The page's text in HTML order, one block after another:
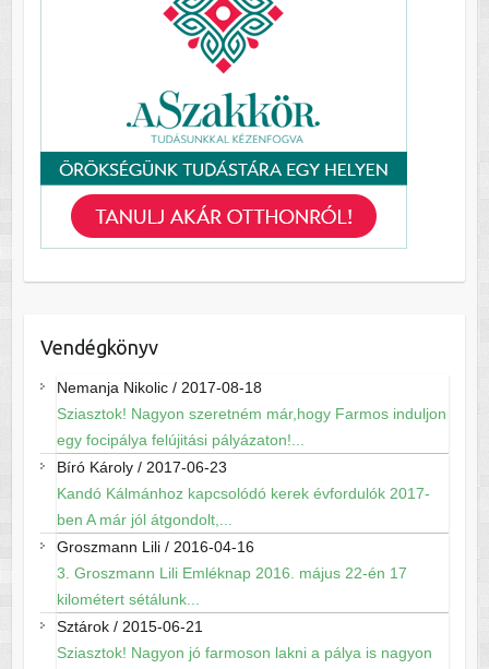
Vendégkönyv
Nemanja Nikolic/ 2017-08-18
Sziasztok! Nagyon szeretném már,hogy Farmos induljon
egy focipálya felújitási pályázaton!...
Bíró Károly/ 2017-06-23
Kandó Kálmánhoz kapcsolódó kerek évfordulók 2017-
ben A már jól átgondolt,...
Groszmann Lili/ 2016-04-16
3. Groszmann Lili Emléknap 2016. május 22-én 17
kilométert sétálunk...
Sztárok/ 2015-06-21
Sziasztok! Nagyon jó farmoson lakni a pálya is nagyon